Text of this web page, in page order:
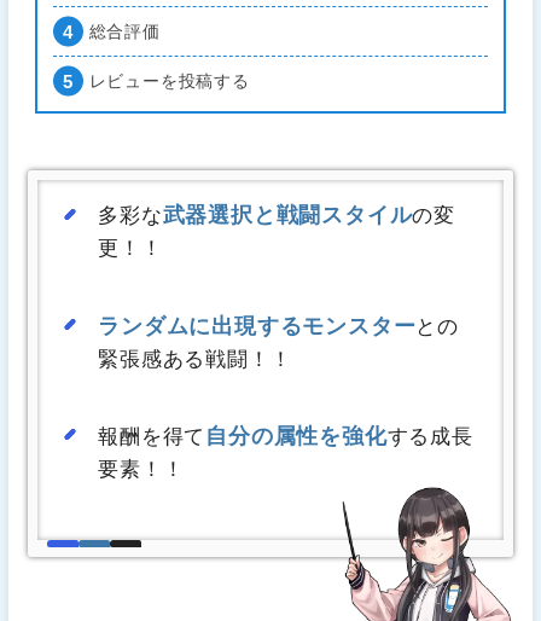
総合評価
レビューを投稿する
多彩な武器選択と戦闘スタイルの変
更！！
ランダムに出現するモンスター との
緊張感ある戦闘！！
報酬を得て 自分の属性を強化する成長
要素！！